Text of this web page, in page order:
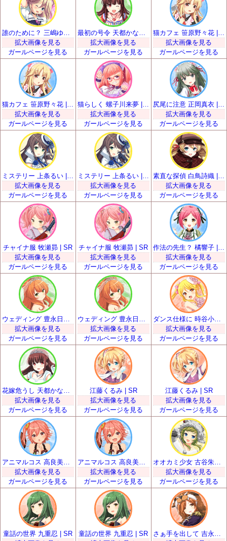
拡大画像を見る
ガールページを見る
拡大画像を見る
ガールページを見る
猫カフェ 笹原野々花 | SR
拡大画像を見る
ガールページを見る
拡大画像を見る
ガールページを見る
猫らしく 螺子川来夢 | SR
拡大画像を見る
ガールページを見る
尻尾に注意 正岡真衣 | SR
拡大画像を見る
ガールページを見る
拡大画像を見る
ガールページを見る
ミステリー 上条るい | SR
拡大画像を見る
ガールページを見る
素直な探偵 白鳥詩織 | SR
拡大画像を見る
ガールページを見る
チャイナ服 牧瀬昴 | SR
拡大画像を見る
ガールページを見る
チャイナ服 牧瀬昴 | SR
拡大画像を見る
ガールページを見る
作法の先生？ 橘響子 | SR
拡大画像を見る
ガールページを見る
拡大画像を見る
ガールページを見る
拡大画像を見る
ガールページを見る
ダンス仕様に 時谷小瑠璃 | SR
拡大画像を見る
ガールページを見る
拡大画像を見る
ガールページを見る
江藤くるみ | SR
拡大画像を見る
ガールページを見る
江藤くるみ | SR
拡大画像を見る
ガールページを見る
拡大画像を見る
ガールページを見る
アニマルコス 高良美空 | SR
拡大画像を見る
ガールページを見る
オオカミ少女 古谷朱里 | SR
拡大画像を見る
ガールページを見る
童話の世界 九重忍 | SR
童話の世界 九重忍 | SR